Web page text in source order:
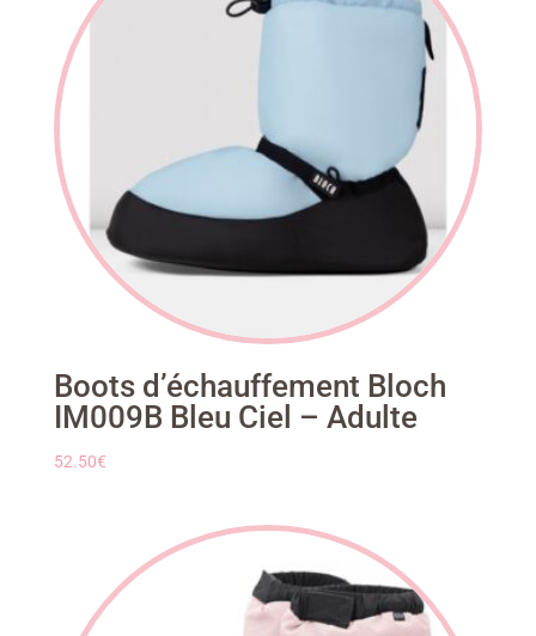
Boots d’échauffement Bloch
IM009B Bleu Ciel – Adulte
52.50€